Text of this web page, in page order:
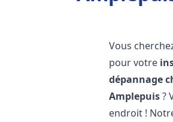
Vous
pour votre
dépannage
Amplepuis?
endroit !